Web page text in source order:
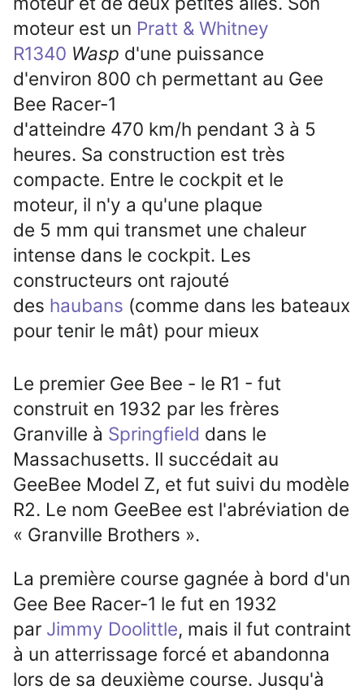
moteur est un Pratt & Whitney
R1340 Wasp d'une puissance
d'environ 800 ch permettant au Gee
Bee Racer-1
d'atteindre 470 km/h pendant 3 à 5
heures. Sa construction est très
compacte. Entre le cockpit et le
moteur, il n'y a qu'une plaque
de 5 mm qui transmet une chaleur
intense dans le cockpit. Les
constructeurs ont rajouté
des haubans (comme dans les bateaux
pour tenir le mât) pour mieux
Le premier Gee Bee - le R1 - fut
construit en 1932 par les frères
Granville à Springfield dans le
Massachusetts. Il succédait au
GeeBee Model Z, et fut suivi du modèle
R2. Le nom GeeBee est l'abréviation de
« Granville Brothers ».
La première course gagnée à bord d'un
Gee Bee Racer-1 le fut en 1932
par Jimmy Doolittle, mais il fut contraint
à un atterrissage forcé et abandonna
lors de sa deuxième course. Jusqu'à